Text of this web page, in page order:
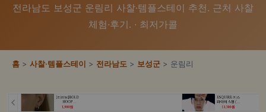
전라남도 보성군 운림리 사찰·템플스테이 추천. 근처 사찰
체험·후기. · 최저가콜
홈 > 사찰·템플스테이 > 전라남도 > 보성군 > 운림리